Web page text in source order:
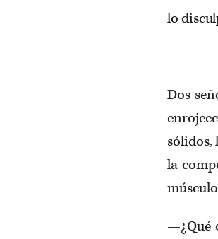
lo
Dos
sólidos,
la
—¿Qué